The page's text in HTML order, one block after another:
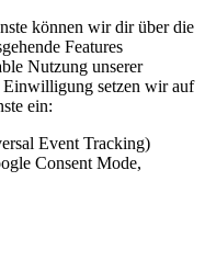
können wir dir über die
Features
Nutzung unserer
setzen wir auf
ein:
Event Tracking)
Consent Mode,